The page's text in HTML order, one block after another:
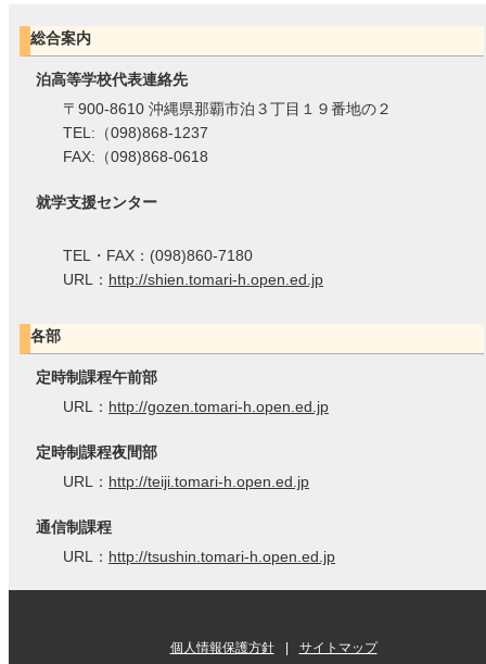
総合案内
泊高等学校代表連絡先
〒900-8610 沖縄県那覇市泊３丁目１９番地の２
TEL:（098)868-1237
FAX:（098)868-0618
就学支援センター
TEL・FAX：(098)860-7180
URL： http://shien.tomari-h.open.ed.jp
各部
定時制課程午前部
URL： http://gozen.tomari-h.open.ed.jp
定時制課程夜間部
URL： http://teiji.tomari-h.open.ed.jp
通信制課程
URL： http://tsushin.tomari-h.open.ed.jp
個人情報保護方針 サイトマップ